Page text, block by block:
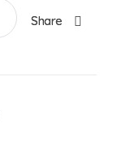
Share